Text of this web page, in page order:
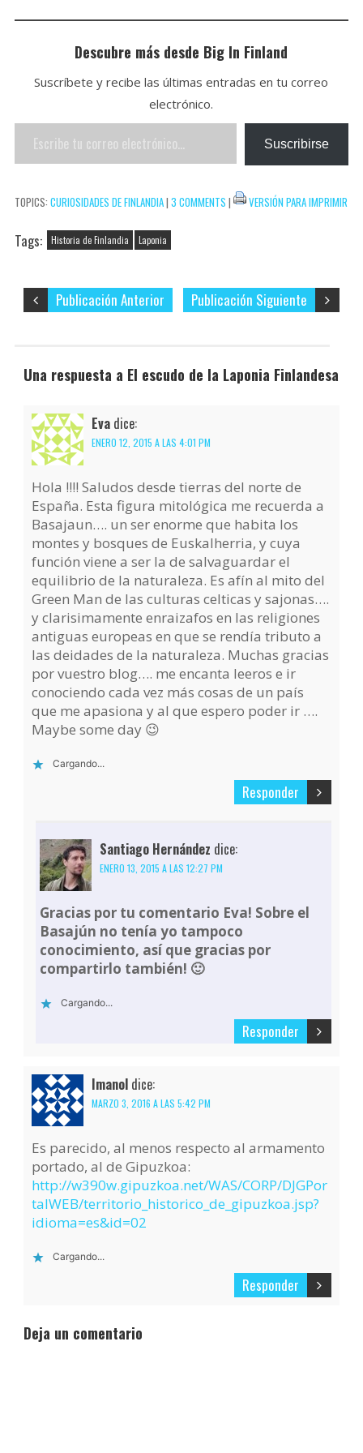
s
t
Descubre más desde Big In Finland
Suscríbete y recibe las últimas entradas en tu correo
electrónico.
Escribe
tu
electrónico…
Suscribirse
TOPICS: CURIOSIDADES DE FINLANDIA| 3 COMMENTS | VERSIÓN PARA IMPRIMIR
Tags: Historia de Finlandia Laponia
Publicación Siguiente
Publicación Anterior
Una respuesta a El escudo de la Laponia Finlandesa
Eva dice:
ENERO 12, 2015 A LAS 4:01 PM
Hola !!!! Saludos desde tierras del norte de
España. Esta figura mitológica me recuerda a
Basajaun…. un ser enorme que habita los
montes y bosques de Euskalherria, y cuya
función viene a ser la de salvaguardar el
equilibrio de la naturaleza. Es afín al mito del
Green Man de las culturas celticas y sajonas….
y clarisimamente enraizafos en las religiones
antiguas europeas en que se rendía tributo a
las deidades de la naturaleza. Muchas gracias
por vuestro blog…. me encanta leeros e ir
conociendo cada vez más cosas de un país
que me apasiona y al que espero poder ir ….
Maybe some day 😉
Cargando...
Responder
Santiago Hernández dice:
ENERO 13, 2015 A LAS 12:27 PM
Gracias por tu comentario Eva! Sobre el
Basajún no tenía yo tampoco
conocimiento, así que gracias por
compartirlo también! 🙂
Cargando...
Responder
Imanol dice:
MARZO 3, 2016 A LAS 5:42 PM
Es parecido, al menos respecto al armamento
portado, al de Gipuzkoa:
http://w390w.gipuzkoa.net/WAS/CORP/DJGPor
talWEB/territorio_historico_de_gipuzkoa.jsp?
idioma=es&id=02
Cargando...
Responder
Deja un comentario